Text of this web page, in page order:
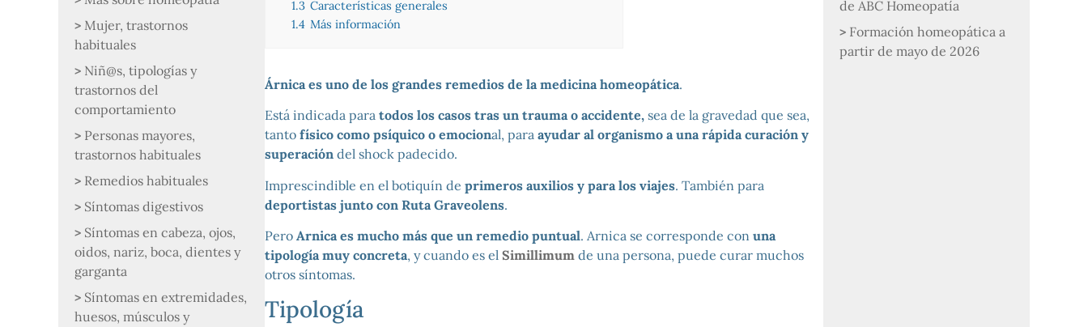
Mujer, trastornos
habituales
Niñ@s, tipologías y
trastornos del
comportamiento
Personas mayores,
trastornos habituales
Remedios habituales
Síntomas digestivos
Síntomas en cabeza, ojos,
oidos, nariz, boca, dientes y
garganta
Síntomas en extremidades,
huesos, músculos y
1.3 Características generales
1.4 Más información
Árnica es uno de los grandes remedios de la medicina homeopática.
Está indicada para todos los casos tras un trauma o accidente,sea de la gravedad que sea,
tanto físico como psíquico o emocional, para ayudar al organismo a una rápida curación y
superacióndel shock padecido.
Imprescindible en el botiquín de primeros auxilios y para los viajes. También para
deportistas junto con Ruta Graveolens.
Pero Arnica es mucho más que un remedio puntual. Arnica se corresponde con una
tipología muy concreta, y cuando es el Simillimumde una persona, puede curar muchos
otros síntomas.
Tipología
de ABC Homeopatía
Formación homeopática a
partir de mayo de 2026